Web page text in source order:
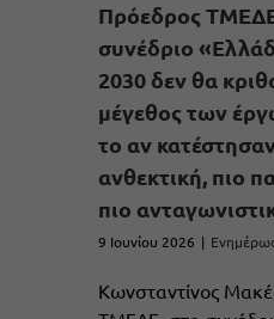
Πρόεδρος
συνέδριο
2030 δεν θα
μέγεθος των
το αν
ανθεκτική, πιο
πιο
9 Ιουνίου 2026 |
Κωνσταντίνος